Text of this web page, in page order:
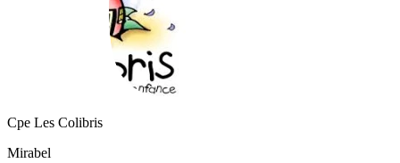
Cpe Les Colibris
Mirabel